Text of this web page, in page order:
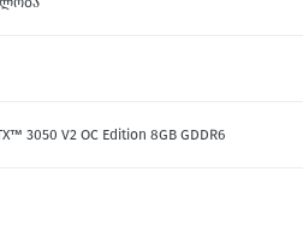
3050 V2 OC Edition 8GB GDDR6